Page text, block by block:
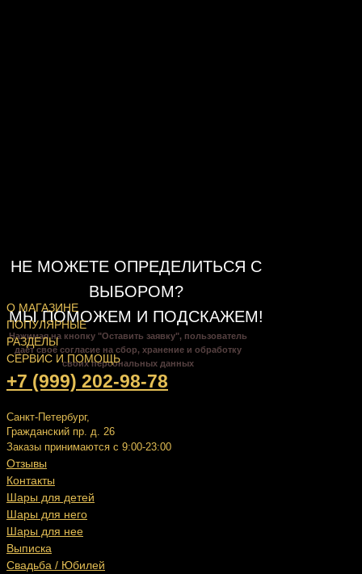
НЕ МОЖЕТЕ ОПРЕДЕЛИТЬСЯ С
ВЫБОРОМ?
МЫ ПОМОЖЕМ И ПОДСКАЖЕМ!
Нажимая на кнопку "Оставить заявку", пользователь
даёт своё согласие на сбор, хранение и обработку
своих персональных данных
О МАГАЗИНЕ
ПОПУЛЯРНЫЕ
РАЗДЕЛЫ
СЕРВИС И ПОМОЩЬ
+7 (999) 202-98-78
Санкт-Петербург,
Гражданский пр. д. 26
Заказы принимаются с 9:00-23:00
Отзывы
Контакты
Шары для детей
Шары для него
Шары для нее
Выписка
Свадьба / Юбилей